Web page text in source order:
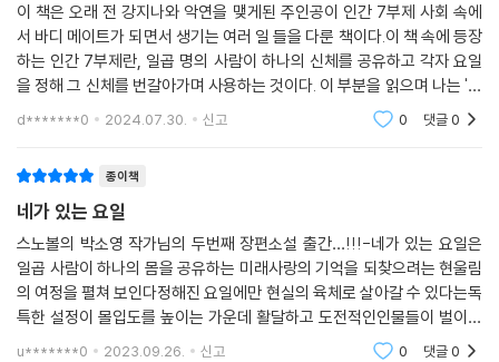
육체를 되찾으려는 울림의 모험에는 여러 위험이 따른다. 하지만 울림은
자신의 곁을 묵묵히 지켜 주는 사람들의 도움을 받으며 어려움을 이겨 낸
다. 강지나의 삐뚤어진 사랑과 대비되는 울림의 사랑은 인간 7부제 속에서
고통받는 다른 사람들과 연대하면서 더 넓은 세계로 나아간다. 울림은 사
랑의 가능성을 믿으며 자기 자신과 소중한 사람을 지키는 선택을 한다. 억
시원한 쾌감을 선사한다. 요일의 장벽을 초월해 ‘네가 있는 요일’에 가닿으
려는 울림의 단단한 용기와 믿음이 미덥다.
몸을 빼앗기고 기억을 잃어도, 너와 나는 틀림없이 서로를 알아보고 어김
없이 서로를 사랑하게 될 거야. (본문 398면)
“그의 세계에서 길을 잃을 준비를 해 두길 바란다.”
건 자본도 권력도 아닌 오직 사랑이라고 말하는 울림. 단단한 믿음과 용기
로 그 사랑을 지켜 낸 울림을 응원하지 않을 수 없다. 이 세계의 미래를 그
녀에게 온전히 맡기고 그녀의 요일에 함께 살고 싶어진다.
한 상상이 아니냐며 책의 첫 장과 눈씨름을 한 것이 무색하게, 소설의 설정
에 설득당하는 데는 오랜 시간이 걸리지 않았다. 『네가 있는 요일』은 냉엄
한 현실 인식과 경계 없는 상상력의 끈끈한 결합을 바탕으로 말도 안 되는
상황을 말이 되게끔 만든다. 무엇보다 이 작품은 시각적이다. 가상 현실 ‘낙
원’과 무국적자들이 살아가는 ‘여울시’ 등 소설 속 무대를 구체적으로 그려
보고 싶게 만드는 것은 물론, 몸과 혼의 분리가 가능해 주인공이 여러 번 몸
을 바꾸는 설정도 시각적 재미를 보장하는 요소로 작동한다. 그러니 이 작
이 책은 오래 전 강지나와 악연을 맺게된 주인공이 인간 7부제 사회 속에
서 바디 메이트가 되면서 생기는 여러 일 들을 다룬 책이다.이 책 속에 등장
하는 인간 7부제란, 일곱 명의 사람이 하나의 신체를 공유하고 각자 요일
을 정해 그 신체를 번갈아가며 사용하는 것이다. 이 부분을 읽으며 나는 '만
약 우리 사회도 이런식의 제도를 시행하게 된다면 내 바디 메이트들은 누
d*******0 2024.07.30. 신고 0 댓글0
종이책
네가 있는 요일
스노볼의 박소영 작가님의 두번째 장편소설 출간…!!!-네가 있는 요일은
일곱 사람이 하나의 몸을 공유하는 미래사랑의 기억을 되찾으려는 현울림
의 여정을 펼쳐 보인다정해진 요일에만 현실의 육체로 살아갈 수 있다는독
특한 설정이 몰입도를 높이는 가운데 활달하고 도전적인인물들이 벌이는
좌충우돌의 모험이 눈앞에 생생하게 펼쳐진다자신의 신체로 살아갈 수 있
u*******0 2023.09.26. 신고 0 댓글0